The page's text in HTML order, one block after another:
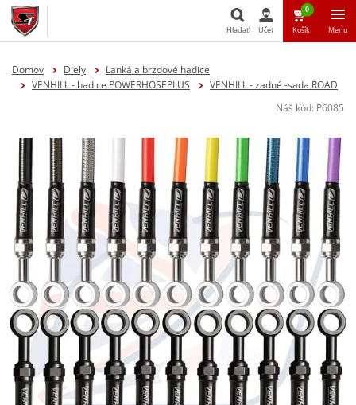
Hľadať Účet
0
Košík Menu
Domov Diely
Lanká a brzdové hadice
VENHILL - hadice POWERHOSEPLUS
VENHILL - zadné -sada ROAD
Náš kód: P6085